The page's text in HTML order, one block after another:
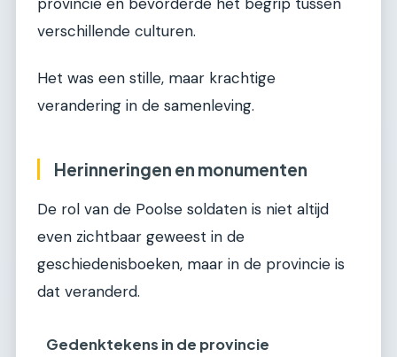
verschillende culturen.
Het was een stille, maar krachtige
verandering in de samenleving.
Herinneringen en monumenten
De rol van de Poolse soldaten is niet altijd
even zichtbaar geweest in de
geschiedenisboeken, maar in de provincie is
dat veranderd.
Gedenktekens in de provincie